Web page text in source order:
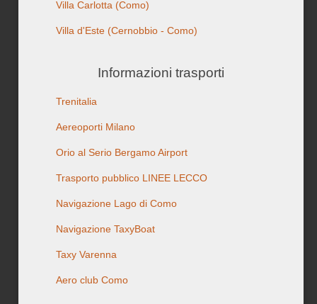
Villa Carlotta(Como)
Villa d'Este(Cernobbio - Como)
Informazioni trasporti
Trenitalia
Aereoporti Milano
Orio al Serio Bergamo Airport
Trasporto pubblico LINEE LECCO
Navigazione Lago di Como
Navigazione TaxyBoat
Taxy Varenna
Aero club Como